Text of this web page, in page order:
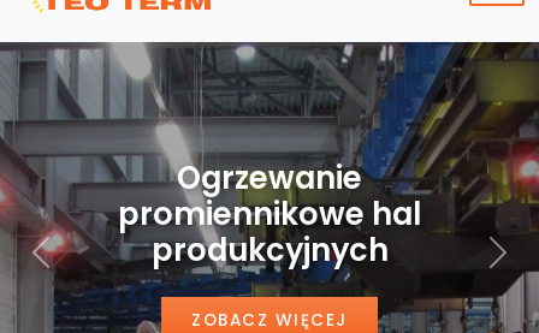
Ogrzewanie
promiennikowe hal
produkcyjnych
ZOBACZ WIĘCEJ
Poprzedni